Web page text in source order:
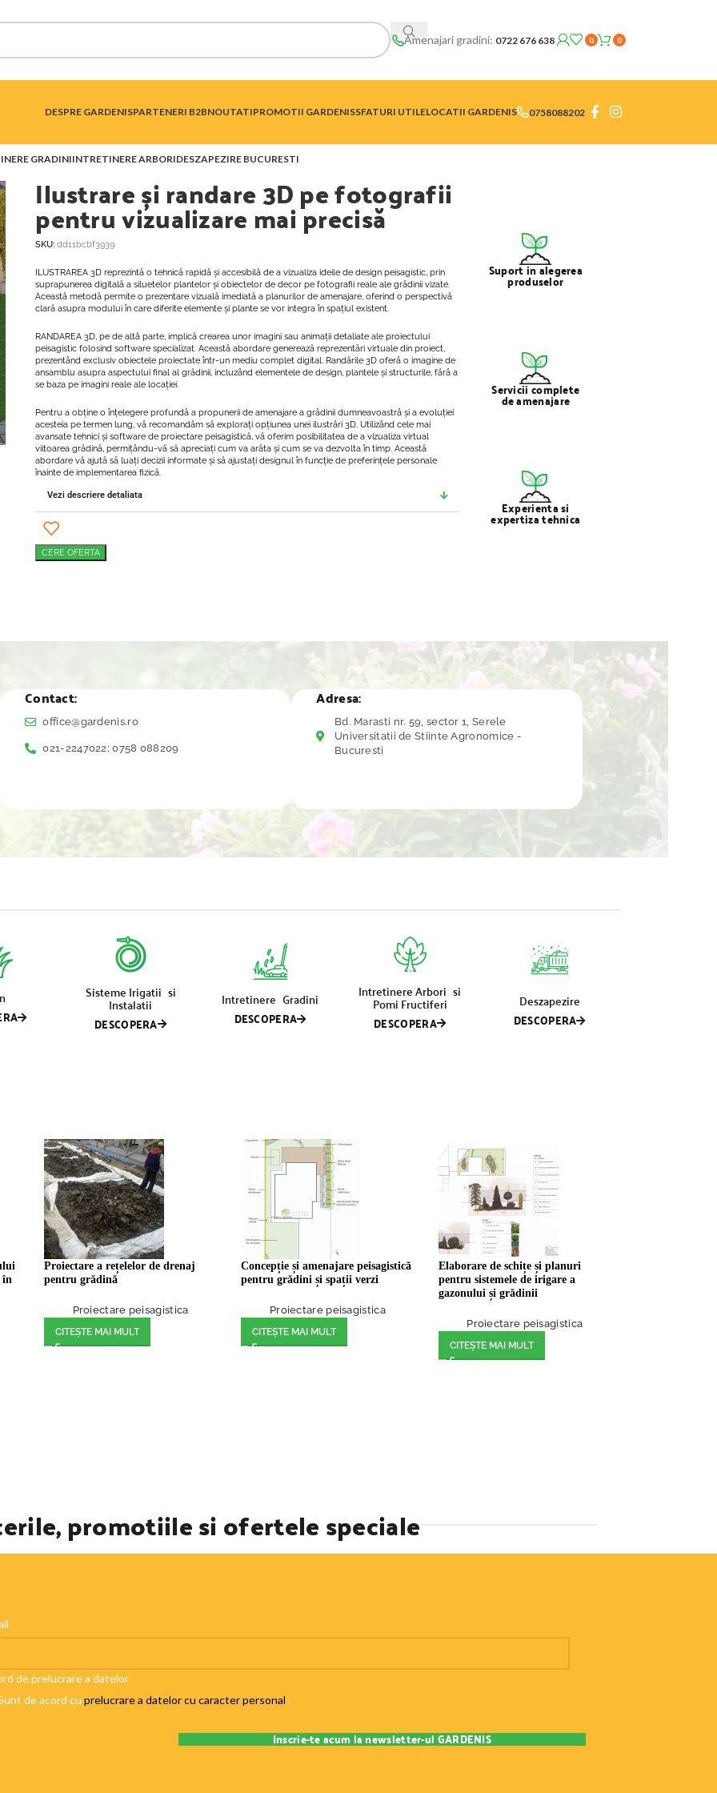
Amenajari gradini: 0722 676 638 0 0
DESPRE GARDENISPARTENERI B2BNOUTATIPROMOTII GARDENISSFATURI UTILELOCATII GARDENIS 0758088202
GRADINIINTRETINERE ARBORIDESZAPEZIRE BUCURESTI
Ilustrare și randare 3D pe fotografii
pentru vizualizare mai precisă
SKU:dd11bcbf3939
ILUSTRAREA 3D reprezintă o tehnică rapidă și accesibilă de a vizualiza ideile de design peisagistic, prin
suprapunerea digitală a siluetelor plantelor și obiectelor de decor pe fotografii reale ale grădinii vizate.
Această metodă permite o prezentare vizuală imediată a planurilor de amenajare, oferind o perspectivă
clară asupra modului în care diferite elemente și plante se vor integra în spațiul existent.
RANDAREA 3D, pe de altă parte, implică crearea unor imagini sau animații detaliate ale proiectului
peisagistic folosind software specializat. Această abordare generează reprezentări virtuale din proiect,
prezentând exclusiv obiectele proiectate într-un mediu complet digital. Randările 3D oferă o imagine de
ansamblu asupra aspectului final al grădinii, incluzând elementele de design, plantele și structurile, fără a
se baza pe imagini reale ale locației.
Pentru a obține o înțelegere profundă a propunerii de amenajare a grădinii dumneavoastră și a evoluției
acesteia pe termen lung, vă recomandăm să explorați opțiunea unei ilustrări 3D. Utilizând cele mai
avansate tehnici și software de proiectare peisagistică, vă oferim posibilitatea de a vizualiza virtual
viitoarea grădină, permițându-vă să apreciați cum va arăta și cum se va dezvolta în timp. Această
abordare vă ajută să luați decizii informate și să ajustați designul în funcție de preferințele personale
înainte de implementarea fizică.
Vezi descriere detaliata
CERE OFERTA
Suport in alegerea
produselor
Servicii complete
de amenajare
Experienta si
expertiza tehnica
Contact:
office@gardenis.ro
021-2247022; 0758 088209
Adresa:
Bd. Marasti nr. 59, sector 1, Serele
Universitatii de Stiinte Agronomice -
Bucuresti
Sisteme Irigatii si
Instalatii
DESCOPERA
Intretinere Gradini
DESCOPERA
Intretinere Arbori si
Pomi Fructiferi
DESCOPERA
Deszapezire
DESCOPERA
în
Proiectare a rețelelor de drenaj
pentru grădină
Proiectare peisagistica
CITEȘTE MAI MULT
Concepție și amenajare peisagistică
pentru grădini și spații verzi
Proiectare peisagistica
CITEȘTE MAI MULT
Elaborare de schițe și planuri
pentru sistemele de irigare a
gazonului și grădinii
Proiectare peisagistica
CITEȘTE MAI MULT
promotiile si ofertele speciale
de prelucrare a datelor
de acord cu prelucrare a datelor cu caracter personal .